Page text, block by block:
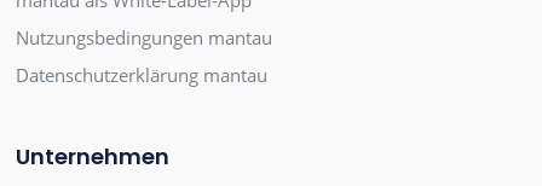
Nutzungsbedingungen mantau
Datenschutzerklärung mantau
Unternehmen